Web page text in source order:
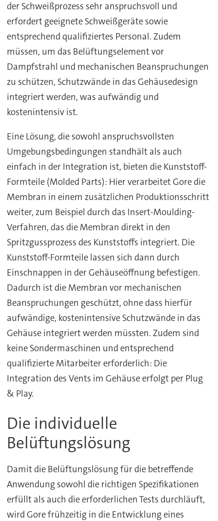
der Schweißprozess sehr anspruchsvoll und
erfordert geeignete Schweißgeräte sowie
entsprechend qualifiziertes Personal. Zudem
müssen, um das Belüftungselement vor
Dampfstrahl und mechanischen Beanspruchungen
zu schützen, Schutzwände in das Gehäusedesign
integriert werden, was aufwändig und
kostenintensiv ist.
Eine Lösung, die sowohl anspruchsvollsten
Umgebungsbedingungen standhält als auch
einfach in der Integration ist, bieten die Kunststoff-
Formteile (Molded Parts): Hier verarbeitet Gore die
Membran in einem zusätzlichen Produktionsschritt
weiter, zum Beispiel durch das Insert-Moulding-
Verfahren, das die Membran direkt in den
Spritzgussprozess des Kunststoffs integriert. Die
Kunststoff-Formteile lassen sich dann durch
Einschnappen in der Gehäuseöffnung befestigen.
Dadurch ist die Membran vor mechanischen
Beanspruchungen geschützt, ohne dass hierfür
aufwändige, kostenintensive Schutzwände in das
Gehäuse integriert werden müssten. Zudem sind
keine Sondermaschinen und entsprechend
qualifizierte Mitarbeiter erforderlich: Die
Integration des Vents im Gehäuse erfolgt per Plug
& Play.
Die individuelle
Belüftungslösung
Damit die Belüftungslösung für die betreffende
Anwendung sowohl die richtigen Spezifikationen
erfüllt als auch die erforderlichen Tests durchläuft,
wird Gore frühzeitig in die Entwicklung eines